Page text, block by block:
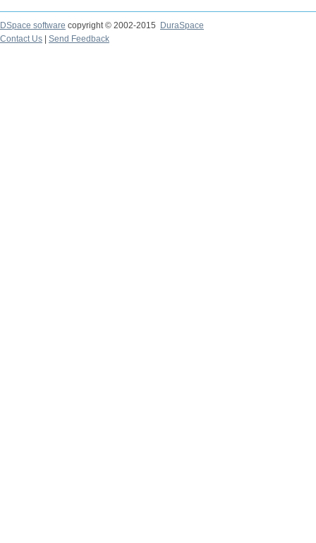
DSpace software copyright © 2002-2015
DuraSpace
Contact Us
Send Feedback